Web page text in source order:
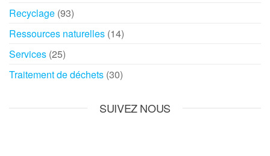
Recyclage (93)
Ressources naturelles (14)
Services (25)
Traitement de déchets (30)
SUIVEZ NOUS